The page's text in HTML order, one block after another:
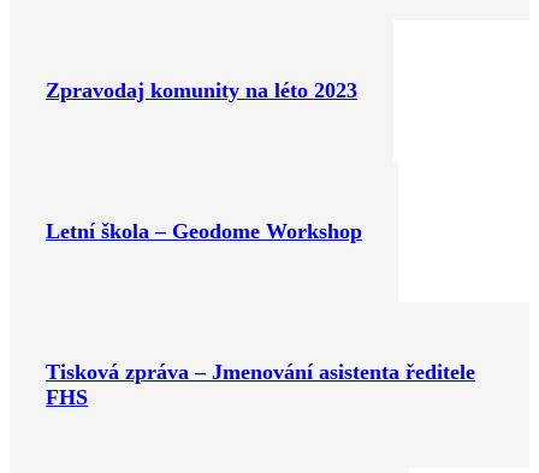
Zpravodaj komunity na léto 2023
Letní škola – Geodome Workshop
Tisková zpráva – Jmenování asistenta ředitele
FHS